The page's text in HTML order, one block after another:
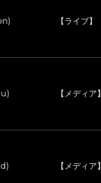
【ライブ
【メディ
【メディ